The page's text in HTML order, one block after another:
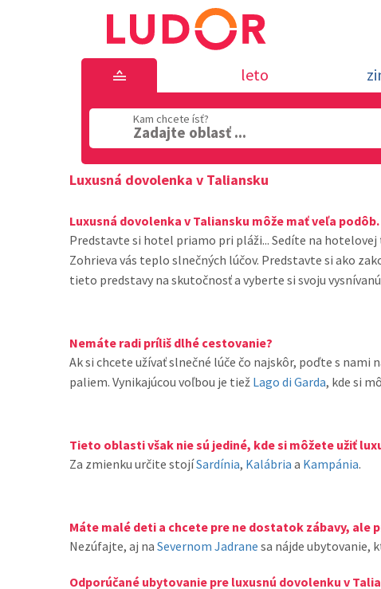
leto
Kam chcete ísť?
Zadajte oblasť ...
Luxusná dovolenka v Taliansku
Luxusná dovolenka v Taliansku môže mať veľa podôb.
Predstavte si hotel priamo pri pláži... Sedíte na
Zohrieva vás teplo slnečných lúčov. Predstavte si ako
tieto predstavy na skutočnosť a vyberte si svoju
Nemáte radi príliš dlhé cestovanie?
Ak si chcete užívať slnečné lúče čo najskôr, poďte s nami
paliem. Vynikajúcou voľbou je tiež Lago di Garda, kde si
Tieto oblasti však nie sú jediné, kde si môžete užiť
Za zmienku určite stojíSardínia, Kalábria a Kampánia.
Máte malé deti a chcete pre ne dostatok zábavy,
Nezúfajte, aj na Severnom Jadrane sa nájde ubytovanie,
Odporúčané ubytovanie pre luxusnú dovolenku v